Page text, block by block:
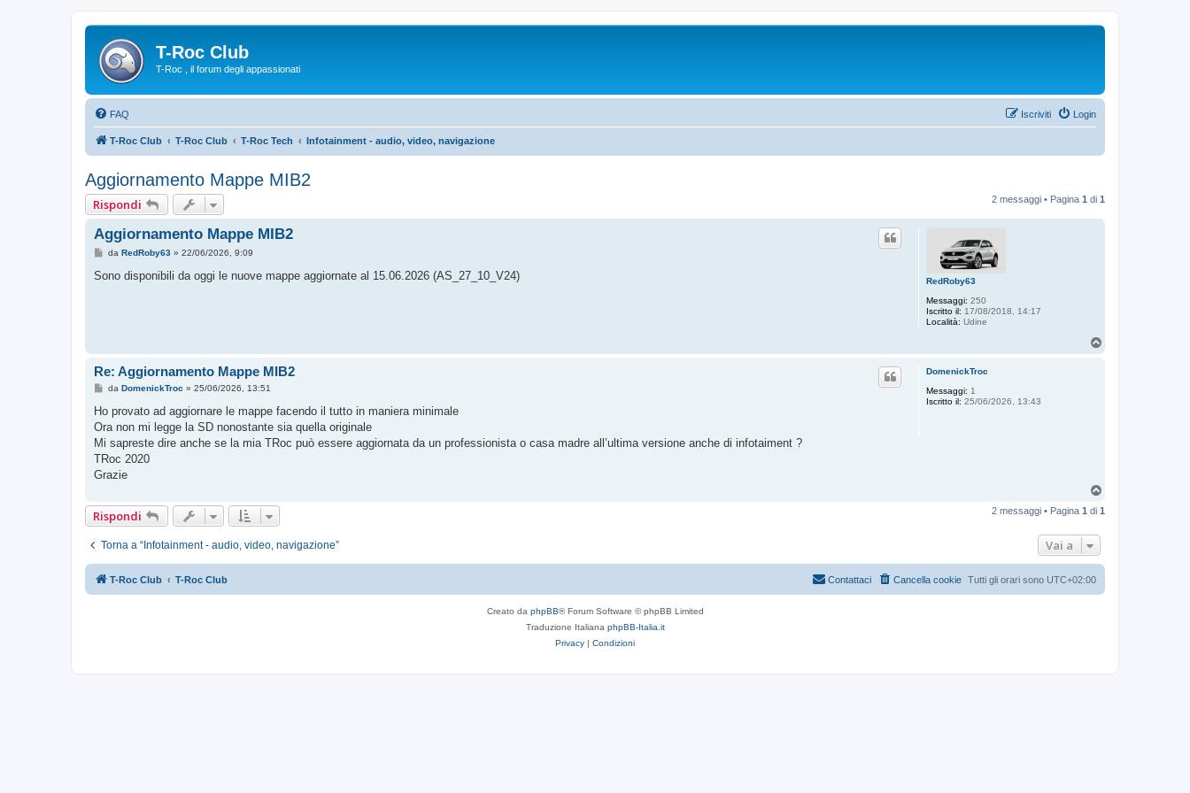
T-Roc Club
T-Roc , il forum degli appassionati
FAQ Login
Iscriviti
T-Roc Club T-Roc Club T-Roc Tech Infotainment - audio, video, navigazione
Aggiornamento Mappe MIB2
Rispondi 2 messaggi • Pagina 1 di 1
RedRoby63
Messaggi: 250
Iscritto il: 17/08/2018, 14:17
Località: Udine
Aggiornamento Mappe MIB2
M
s
da RedRoby63» 22/06/2026, 9:09
Sono disponibili da oggi le nuove mappe aggiornate al 15.06.2026 (AS_27_10_V24)
DomenickTroc
Messaggi: 1
Iscritto il: 25/06/2026, 13:43
Re: Aggiornamento Mappe MIB2
M
s
a
g
i
o
da DomenickTroc » 25/06/2026, 13:51
Ho provato ad aggiornare le mappe facendo il tutto in maniera minimale
Ora non mi legge la SD nonostante sia quella originale
Mi sapreste dire anche se la mia TRoc può essere aggiornata da un professionista o casa madre all’ultima versione anche di infotaiment ?
TRoc 2020
Grazie
p
Rispondi 2 messaggi • Pagina 1 di 1
Torna a “Infotainment - audio, video, navigazione” Vai a
T-Roc Club T-Roc Club Tutti gli orari sono UTC+02:00
Cancella cookie
Contattaci
Creato da phpBB® Forum Software © phpBB Limited
Traduzione Italiana phpBB-Italia.it
Privacy | Condizioni